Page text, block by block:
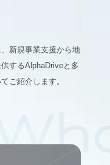
新規事業支援から地
するAlphaDriveと多
ご紹介します。